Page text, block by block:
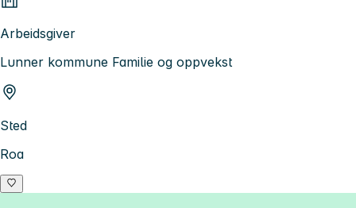
Arbeidsgiver
Lunner kommune Familie og oppvekst
Sted
Roa